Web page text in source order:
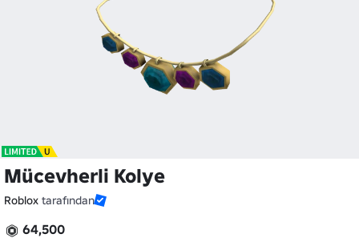
Mücevherli Kolye
Roblox tarafından
64,500